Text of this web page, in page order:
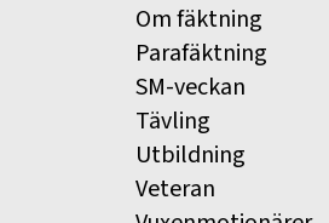
Om fäktning
Parafäktning
SM-veckan
Tävling
Utbildning
Veteran